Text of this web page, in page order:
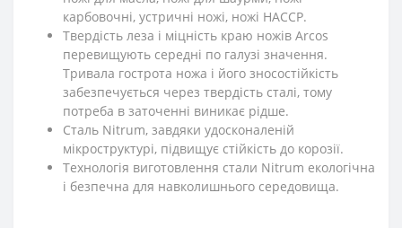
карбовочні, устричні ножі, ножі HACCP.
Твердість леза і міцність краю ножів Arcos
перевищують середні по галузі значення.
Тривала гострота ножа і його зносостійкість
забезпечується через твердість сталі, тому
потреба в заточенні виникає рідше.
Сталь Nitrum, завдяки удосконаленій
мікроструктурі, підвищує стійкість до корозії.
Технологія виготовлення стали Nitrum екологічна
і безпечна для навколишнього середовища.